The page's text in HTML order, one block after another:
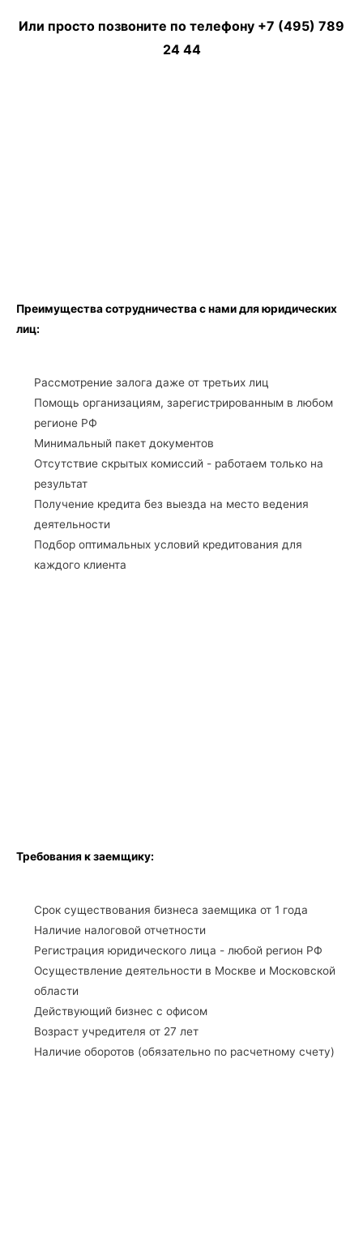
Или просто позвоните по телефону +7 (495) 789
24 44
Преимущества сотрудничества с нами для юридических
лиц:
Рассмотрение залога даже от третьих лиц
Помощь организациям, зарегистрированным в любом
регионе РФ
Минимальный пакет документов
Отсутствие скрытых комиссий - работаем только на
результат
Получение кредита без выезда на место ведения
деятельности
Подбор оптимальных условий кредитования для
каждого клиента
Требования к заемщику:
Срок существования бизнеса заемщика от 1 года
Наличие налоговой отчетности
Регистрация юридического лица - любой регион РФ
Осуществление деятельности в Москве и Московской
области
Действующий бизнес с офисом
Возраст учредителя от 27 лет
Наличие оборотов (обязательно по расчетному счету)